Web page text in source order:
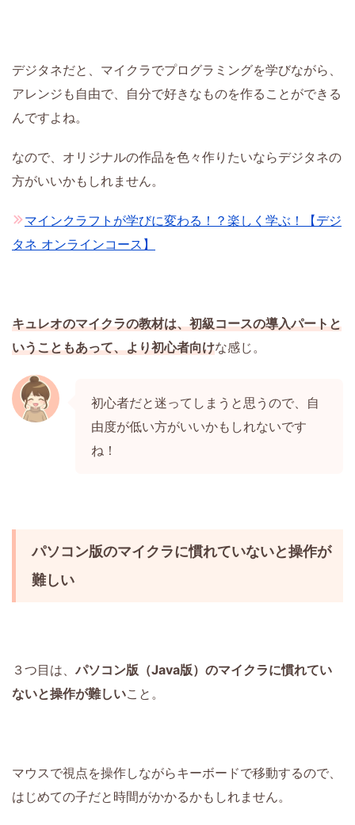
デジタネだと、マイクラでプログラミングを学びながら、
アレンジも自由で、自分で好きなものを作ることができる
んですよね。
なので、オリジナルの作品を色々作りたいならデジタネの
方がいいかもしれません。
マインクラフトが学びに変わる！？楽しく学ぶ！【デジ
タネ オンラインコース】
キュレオのマイクラの教材は、初級コースの導入パートと
いうこともあって、より初心者向けな感じ。
初心者だと迷ってしまうと思うので、自
由度が低い方がいいかもしれないです
ね！
パソコン版のマイクラに慣れていないと操作が
難しい
３つ目は、 パソコン版（Java版）のマイクラに慣れてい
ないと操作が難しいこと。
マウスで視点を操作しながらキーボードで移動するので、
はじめての子だと時間がかかるかもしれません。